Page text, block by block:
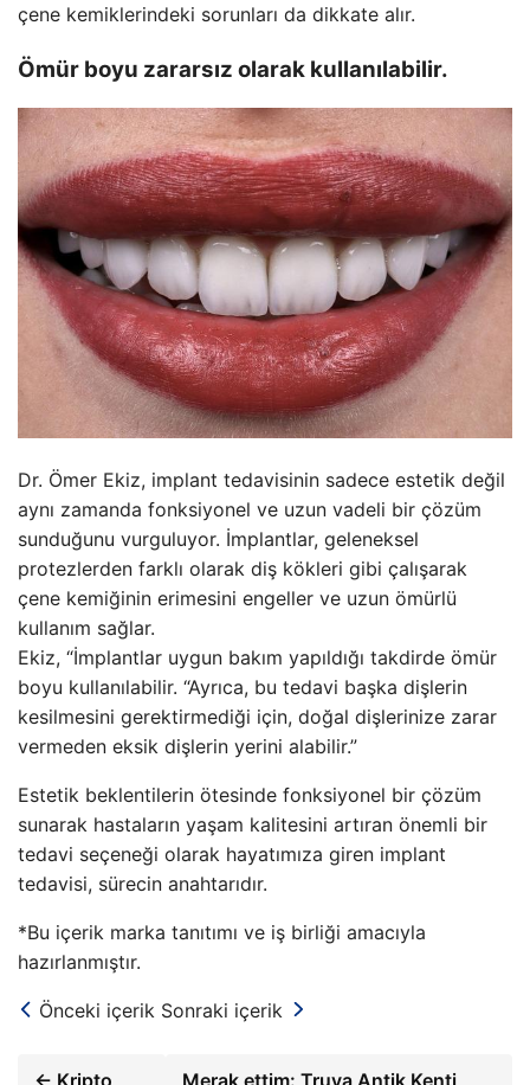
çene kemiklerindeki sorunları da dikkate alır.
Ömür boyu zararsız olarak kullanılabilir.
Dr. Ömer Ekiz, implant tedavisinin sadece estetik değil
aynı zamanda fonksiyonel ve uzun vadeli bir çözüm
sunduğunu vurguluyor. İmplantlar, geleneksel
protezlerden farklı olarak diş kökleri gibi çalışarak
çene kemiğinin erimesini engeller ve uzun ömürlü
kullanım sağlar.
Ekiz, “İmplantlar uygun bakım yapıldığı takdirde ömür
boyu kullanılabilir. “Ayrıca, bu tedavi başka dişlerin
kesilmesini gerektirmediği için, doğal dişlerinize zarar
vermeden eksik dişlerin yerini alabilir.”
Estetik beklentilerin ötesinde fonksiyonel bir çözüm
sunarak hastaların yaşam kalitesini artıran önemli bir
tedavi seçeneği olarak hayatımıza giren implant
tedavisi, sürecin anahtarıdır.
*Bu içerik marka tanıtımı ve iş birliği amacıyla
hazırlanmıştır.
Önceki içerik Sonraki içerik